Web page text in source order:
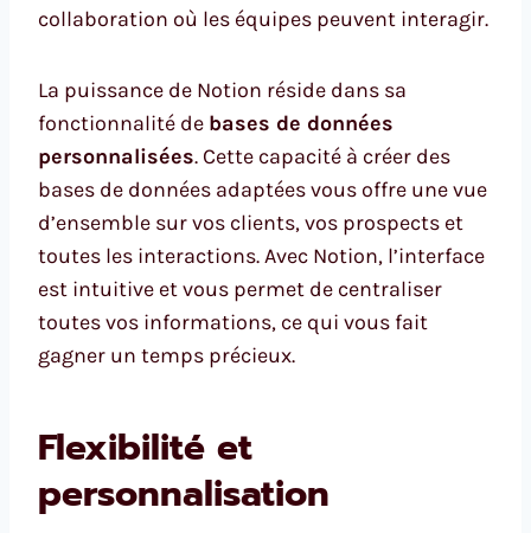
collaboration où les équipes peuvent interagir.
La puissance de Notion réside dans sa
fonctionnalité de bases de données
personnalisées. Cette capacité à créer des
bases de données adaptées vous offre une vue
d’ensemble sur vos clients, vos prospects et
toutes les interactions. Avec Notion, l’interface
est intuitive et vous permet de centraliser
toutes vos informations, ce qui vous fait
gagner un temps précieux.
Flexibilité et
personnalisation